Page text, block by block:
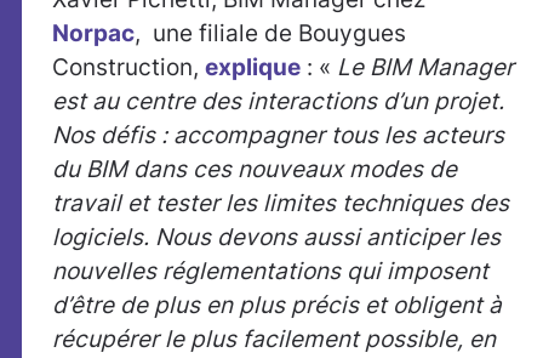
Norpac, une filiale de Bouygues
Construction, explique : « Le BIM Manager
est au centre des interactions d’un projet.
Nos défis : accompagner tous les acteurs
du BIM dans ces nouveaux modes de
travail et tester les limites techniques des
logiciels. Nous devons aussi anticiper les
nouvelles réglementations qui imposent
d’être de plus en plus précis et obligent à
récupérer le plus facilement possible, en